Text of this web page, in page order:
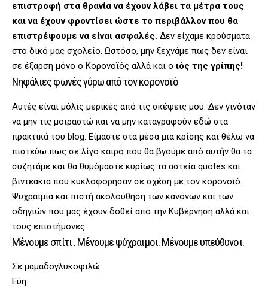
επιστροφή στα θρανία να έχουν λάβει τα μέτρα τους
και να έχουν φροντίσει ώστε το περιβάλλον που θα
επιστρέψουμε να είναι ασφαλές. Δεν είχαμε κρούσματα
στο δικό μας σχολείο. Ωστόσο, μην ξεχνάμε πως δεν είναι
σε έξαρση μόνο ο Κορονοϊός αλλά και ο ιός της γρίπης!
Νηφάλιες φωνές γύρω από τον κορονοϊό
Αυτές είναι μόλις μερικές από τις σκέψεις μου. Δεν γινόταν
να μην τις μοιραστώ και να μην καταγραφούν εδώ στα
πρακτικά του blog. Είμαστε στα μέσα μια κρίσης και θέλω να
πιστεύω πως σε λίγο καιρό που θα βγούμε από αυτήν θα τα
συζητάμε και θα θυμόμαστε κυρίως τα αστεία quotes και
βιντεάκια που κυκλοφόρησαν σε σχέση με τον κορονοϊό.
Ψυχραιμία και πιστή ακολούθηση των κανόνων και των
οδηγιών που μας έχουν δοθεί από την Κυβέρνηση αλλά και
τους επιστήμονες.
Μένουμε σπίτι . Μένουμε ψύχραιμοι. Μένουμε υπεύθυνοι.
Σε μαμαδογλυκοφιλώ.
Εύη.